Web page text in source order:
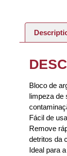
Bloco de
limpeza de
Fácil de
Remove
detritos da
Ideal para